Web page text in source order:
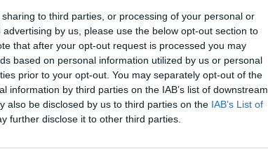
to third parties, or processing of your personal or
by us, please use the below opt-out section to
that after your opt-out request is processed you may
based on personal information utilized by us or personal
prior to your opt-out. You may separately opt-out of the
information by third parties on the IAB’s list of downstream
also be disclosed by us to third parties on the IAB’s List of
further disclose it to other third parties.
obce Valle di Ledro.
di Ledrem a obcemi v Čechách
a pomoc válečným vysídlencům
miloval a ze všech sil se snažil
dlouholetého starosty svazku
dní podílel na vzájemném přátelství